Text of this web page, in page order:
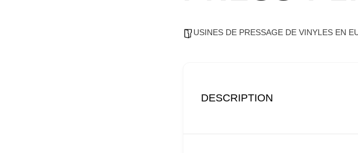
USINES DE PRESSAGE DE VINYLES EN
DESCRIPTION